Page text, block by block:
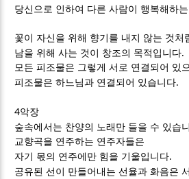
당신으로 인하여 다른 사람이 행복해하
꽃이 자신을 위해 향기를 내지 않는 것처
남을 위해 사는 것이 창조의 목적입니다.
모든 피조물은 그렇게 서로 연결되어 있
피조물은 하느님과 연결되어 있습니다.
4악장
숲속에서는 찬양의 노래만 들을 수 있습
교향곡을 연주하는 연주자들은
자기 몫의 연주에만 힘을 기울입니다.
공유된 선이 만들어내는 선율과 화음은